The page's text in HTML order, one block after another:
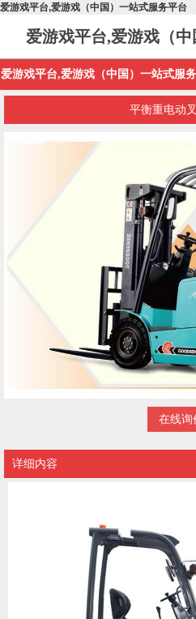
爱游戏平台,爱游戏（中国）一站式服务平台
爱游戏平台,爱游戏（
爱游戏平台,爱游戏（中国）一站式服
平衡重电动
在线询
详细内容